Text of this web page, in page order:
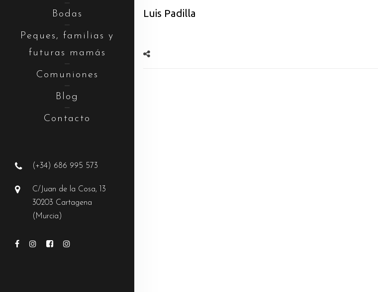
Bodas
Peques, familias y
futuras mamás
Comuniones
Blog
Contacto
(+34) 686 995 573
C/Juan de la Cosa, 13
30203 Cartagena
(Murcia)
Luis Padilla